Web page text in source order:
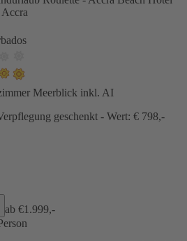
Meerblick inkl. AI
geschenkt - Wert: € 798,-
ab €1.999,-